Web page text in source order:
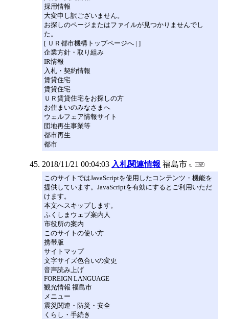
採用情報
大変申し訳ございません。
お探しのページまたはファイルが見つかりませんでし
た。
[ ＵＲ都市機構トップページへ | ]
企業方針・取り組み
IR情報
入札・契約情報
賃貸住宅
賃貸住宅
ＵＲ賃貸住宅をお探しの方
お住まいのみなさまへ
ウェルフェア情報サイト
団地再生事業等
都市再生
都市
2018/11/21 00:04:03 入札関連情報 福島市
このサイトではJavaScriptを使用したコンテンツ・機能を
提供しています。JavaScriptを有効にするとご利用いただ
けます。
本文へスキップします。
ふくしまウェブ案内人
市役所の案内
このサイトの使い方
携帯版
サイトマップ
文字サイズ色合いの変更
音声読み上げ
FOREIGN LANGUAGE
観光情報 福島市
メニュー
震災関連・防災・安全
くらし・手続き